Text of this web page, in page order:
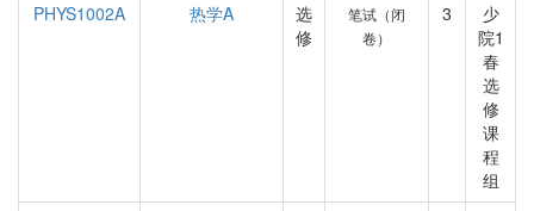
PHYS1002A
热学A
选
修
笔试（闭
卷）
3
少
院1
春
选
修
课
程
组